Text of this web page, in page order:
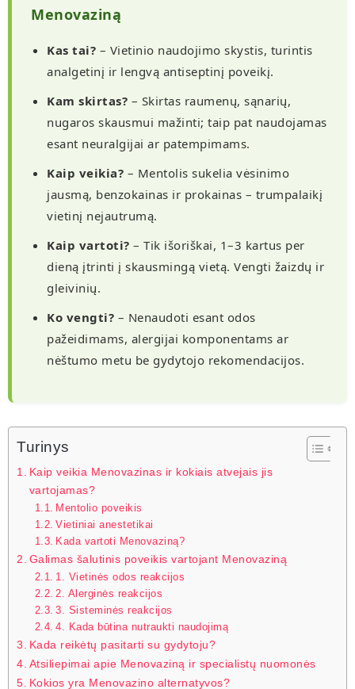
Menovaziną
Kas tai? – Vietinio naudojimo skystis, turintis
analgetinį ir lengvą antiseptinį poveikį.
Kam skirtas? – Skirtas raumenų, sąnarių,
nugaros skausmui mažinti; taip pat naudojamas
esant neuralgijai ar patempimams.
Kaip veikia? – Mentolis sukelia vėsinimo
jausmą, benzokainas ir prokainas – trumpalaikį
vietinį nejautrumą.
Kaip vartoti? – Tik išoriškai, 1–3 kartus per
dieną įtrinti į skausmingą vietą. Vengti žaizdų ir
gleivinių.
Ko vengti? – Nenaudoti esant odos
pažeidimams, alergijai komponentams ar
nėštumo metu be gydytojo rekomendacijos.
Turinys
Kaip veikia Menovazinas ir kokiais atvejais jis
vartojamas?
Mentolio poveikis
Vietiniai anestetikai
Kada vartoti Menovaziną?
Galimas šalutinis poveikis vartojant Menovaziną
1. Vietinės odos reakcijos
2. Alerginės reakcijos
3. Sisteminės reakcijos
4. Kada būtina nutraukti naudojimą
Kada reikėtų pasitarti su gydytoju?
Atsiliepimai apie Menovaziną ir specialistų nuomonės
Kokios yra Menovazino alternatyvos?